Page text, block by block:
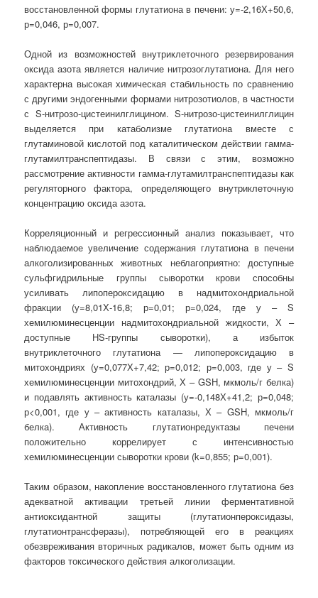
восстановленной формы глутатиона в печени: у=-2,16Х+50,6,
р=0,046, р=0,007.
Одной из возможностей внутриклеточного резервирования
оксида азота является наличие нитрозоглутатиона. Для него
характерна высокая химическая стабильность по сравнению
с другими эндогенными формами нитрозотиолов, в частности
с S-нитрозо-цистеинилглицином. S-нитрозо-цистеинилглицин
выделяется при катаболизме глутатиона вместе с
глутаминовой кислотой под каталитическом действии гамма-
глутамилтранспептидазы. В связи с этим, возможно
рассмотрение активности гамма-глутамилтранспептидазы как
регуляторного фактора, определяющего внутриклеточную
концентрацию оксида азота.
Корреляционный и регрессионный анализ показывает, что
наблюдаемое увеличение содержания глутатиона в печени
алкоголизированных животных неблагоприятно: доступные
сульфгидрильные группы сыворотки крови способны
усиливать липопероксидацию в надмитохондриальной
фракции (у=8,01Х-16,8; р=0,01; р=0,024, где у – S
хемилюминесценции надмитохондриальной жидкости, Х –
доступные HS-группы сыворотки), а избыток
внутриклеточного глутатиона — липопероксидацию в
митохондриях (у=0,077Х+7,42; р=0,012; р=0,003, где у – S
хемилюминесценции митохондрий, Х – GSH, мкмоль/г белка)
и подавлять активность каталазы (у=-0,148Х+41,2; р=0,048;
р<0,001, где у – активность каталазы, Х – GSH, мкмоль/г
белка). Активность глутатионредуктазы печени
положительно коррелирует с интенсивностью
хемилюминесценции сыворотки крови (k=0,855; р=0,001).
Таким образом, накопление восстановленного глутатиона без
адекватной активации третьей линии ферментативной
антиоксидантной защиты (глутатионпероксидазы,
глутатионтрансферазы), потребляющей его в реакциях
обезвреживания вторичных радикалов, может быть одним из
факторов токсического действия алкоголизации.